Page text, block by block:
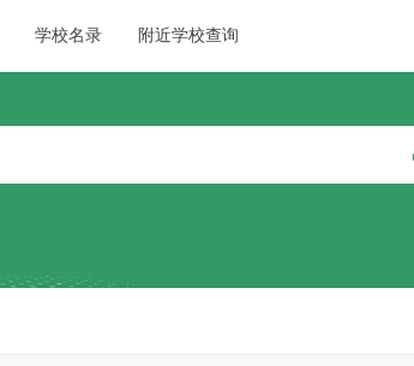
学校名录 附近学校查询